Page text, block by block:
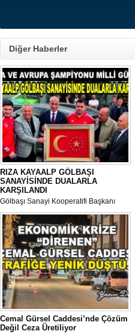
Diğer Haberler
RIZA KAYAALP GÖLBAŞI
SANAYİSİNDE DUALARLA
KARŞILANDI
Gölbaşı Sanayi Kooperatifi Başkanı
Mehmet Aktay öncülüğünde, sanayi
esnafı adına düzenlenen anlamlı anma
programı Sanayi Camii’nde yoğun
katılımla gerçekleştirildi.
Cemal Gürsel Caddesi’nde Çözüm
Değil Ceza Üretiliyor